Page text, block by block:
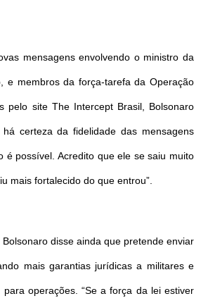
mensagens envolvendo o ministro da
e membros da força-tarefa da Operação
pelo site The Intercept Brasil, Bolsonaro
certeza da fidelidade das mensagens
é possível. Acredito que ele se saiu muito
mais fortalecido do que entrou”.
disse ainda que pretende enviar
mais garantias jurídicas a militares e
operações. “Se a força da lei estiver